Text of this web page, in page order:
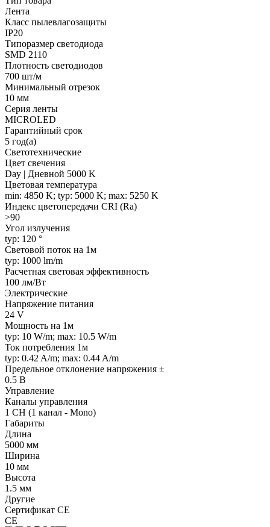
Лента
Класс пылевлагозащиты
IP20
Типоразмер светодиода
SMD 2110
Плотность светодиодов
700 шт/м
Минимальный отрезок
10 мм
Серия ленты
MICROLED
Гарантийный срок
5 год(а)
Светотехнические
Цвет свечения
Day | Дневной 5000 K
Цветовая температура
min: 4850 K; typ: 5000 K; max: 5250 K
Индекс цветопередачи CRI (Ra)
>90
Угол излучения
typ: 120 °
Световой поток на 1м
typ: 1000 lm/m
Расчетная световая эффективность
100 лм/Вт
Электрические
Напряжение питания
24 V
Мощность на 1м
typ: 10 W/m; max: 10.5 W/m
Ток потребления 1м
typ: 0.42 A/m; max: 0.44 A/m
Предельное отклонение напряжения ±
0.5 В
Управление
Каналы управления
1 CH (1 канал - Mono)
Габариты
Длина
5000 мм
Ширина
10 мм
Высота
1.5 мм
Другие
Сертификат CE
CE